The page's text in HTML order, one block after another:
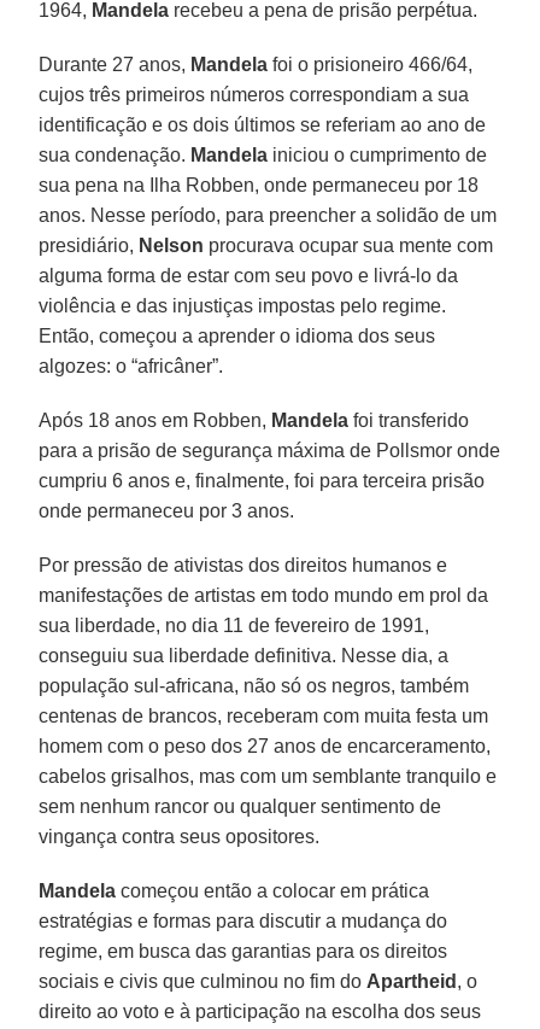
1964, Mandela recebeu a pena de prisão perpétua.
Durante 27 anos, Mandela foi o prisioneiro 466/64,
cujos três primeiros números correspondiam a sua
identificação e os dois últimos se referiam ao ano de
sua condenação. Mandela iniciou o cumprimento de
sua pena na Ilha Robben, onde permaneceu por 18
anos. Nesse período, para preencher a solidão de um
presidiário, Nelson procurava ocupar sua mente com
alguma forma de estar com seu povo e livrá-lo da
violência e das injustiças impostas pelo regime.
Então, começou a aprender o idioma dos seus
algozes: o “africâner”.
Após 18 anos em Robben, Mandela foi transferido
para a prisão de segurança máxima de Pollsmor onde
cumpriu 6 anos e, finalmente, foi para terceira prisão
onde permaneceu por 3 anos.
Por pressão de ativistas dos direitos humanos e
manifestações de artistas em todo mundo em prol da
sua liberdade, no dia 11 de fevereiro de 1991,
conseguiu sua liberdade definitiva. Nesse dia, a
população sul-africana, não só os negros, também
centenas de brancos, receberam com muita festa um
homem com o peso dos 27 anos de encarceramento,
cabelos grisalhos, mas com um semblante tranquilo e
sem nenhum rancor ou qualquer sentimento de
vingança contra seus opositores.
Mandela começou então a colocar em prática
estratégias e formas para discutir a mudança do
regime, em busca das garantias para os direitos
sociais e civis que culminou no fim do Apartheid , o
direito ao voto e à participação na escolha dos seus